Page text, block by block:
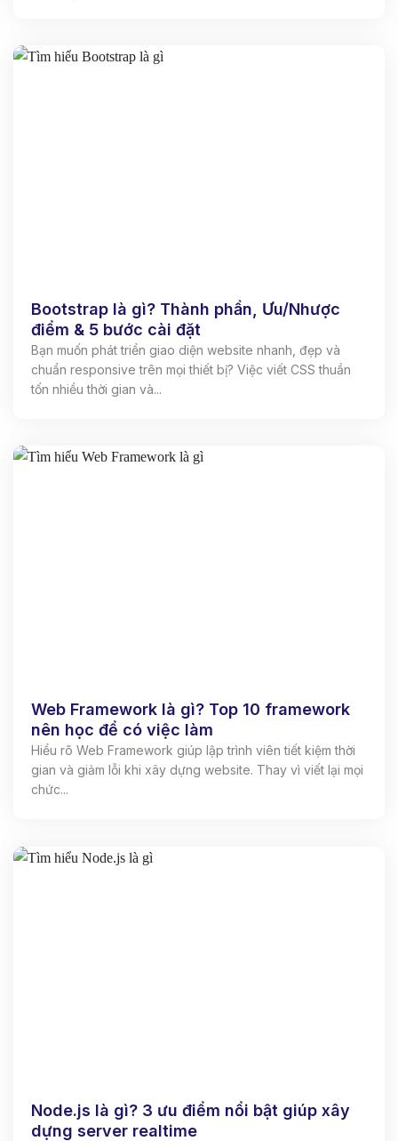
Bootstrap là gì? Thành phần, Ưu/Nhược
điểm & 5 bước cài đặt
Bạn muốn phát triển giao diện website nhanh, đẹp và
chuẩn responsive trên mọi thiết bị? Việc viết CSS thuần
tốn nhiều thời gian và...
Web Framework là gì? Top 10 framework
nên học để có việc làm
Hiểu rõ Web Framework giúp lập trình viên tiết kiệm thời
gian và giảm lỗi khi xây dựng website. Thay vì viết lại mọi
chức...
Node.js là gì? 3 ưu điểm nổi bật giúp xây
dựng server realtime